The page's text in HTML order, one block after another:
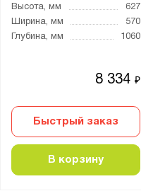
Высота, мм
627
Ширина, мм
570
Глубина, мм
1060
8 334₽
Быстрый заказ
В корзину